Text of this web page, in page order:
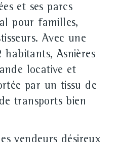
et ses parcs
pour familles,
Avec une
habitants, Asnières
locative et
par un tissu de
transports bien